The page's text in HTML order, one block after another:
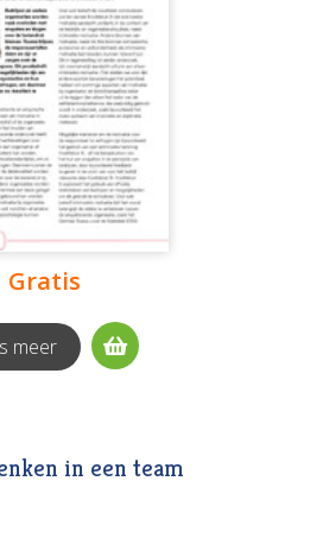
Gratis
meer
in een team